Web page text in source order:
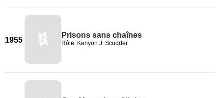
1955
Prisons sans chaînes
Rôle: Kenyon J. Scudder